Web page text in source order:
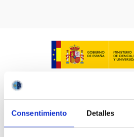
Consentimiento Detalles